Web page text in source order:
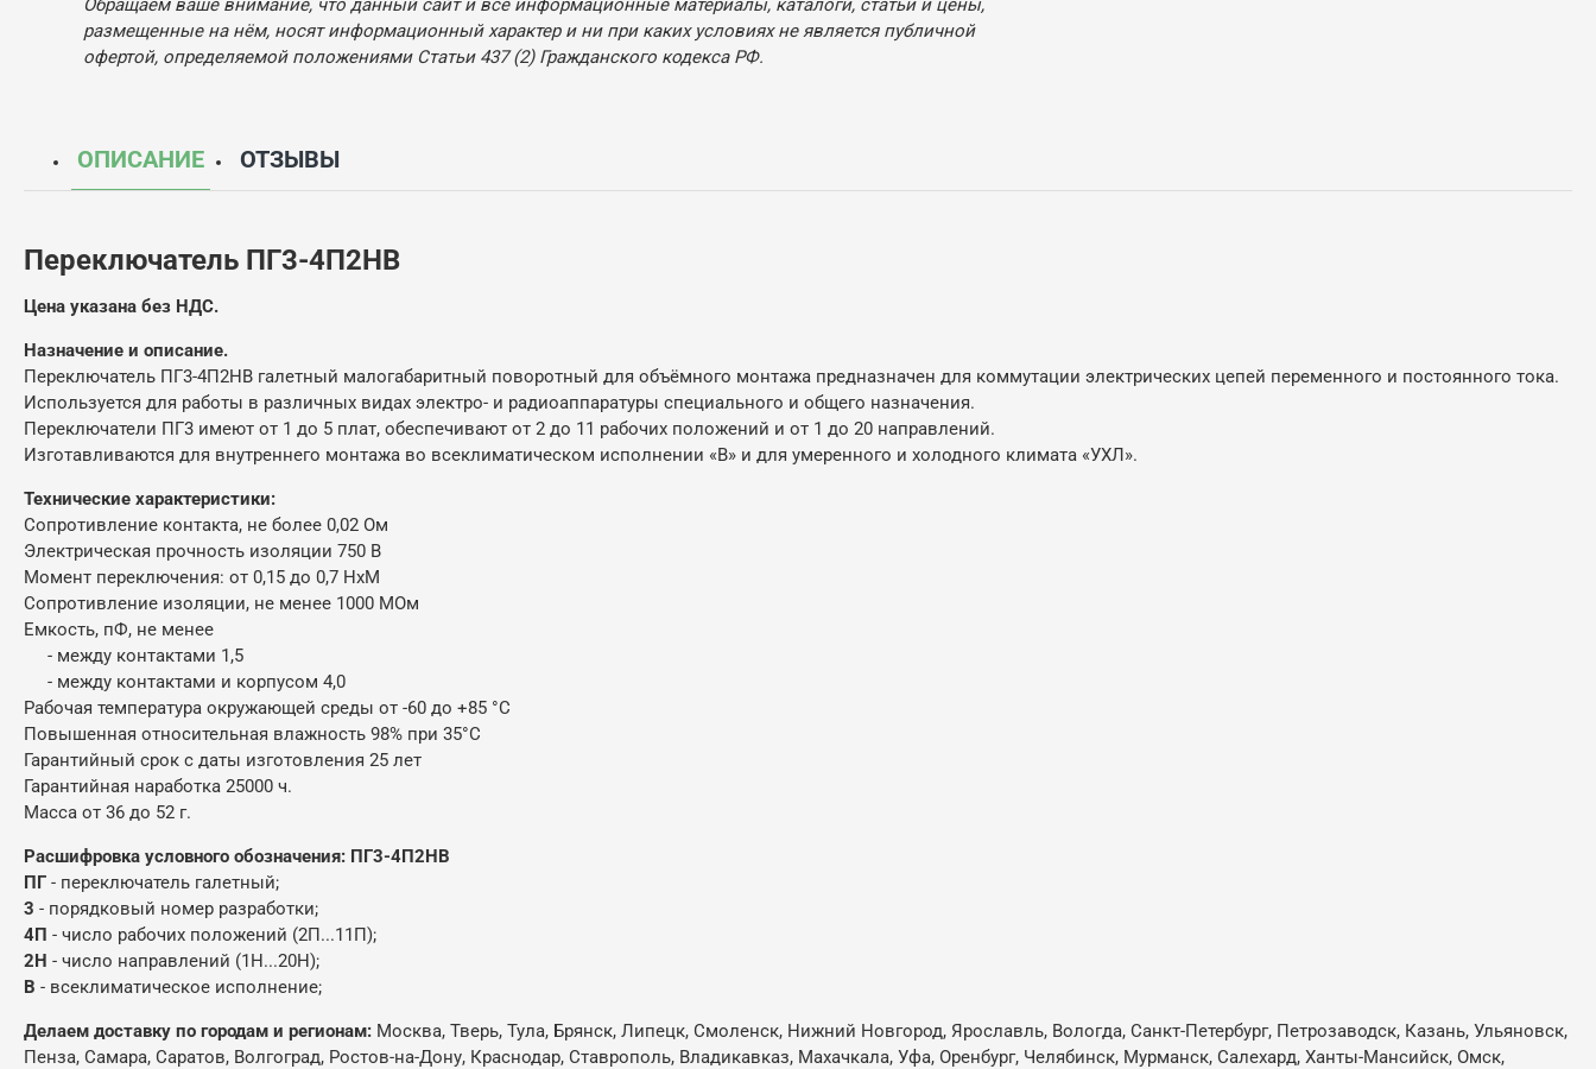
Обращаем ваше внимание, что данный сайт и все информационные материалы, каталоги, статьи и цены,
размещенные на нём, носят информационный характер и ни при каких условиях не является публичной
офертой, определяемой положениями Статьи 437 (2) Гражданского кодекса РФ.
ОПИСАНИЕ ОТЗЫВЫ
Переключатель ПГ3-4П2НВ
Цена указана без НДС.
Назначение и описание.
Переключатель ПГ3-4П2НВ галетный малогабаритный поворотный для объёмного монтажа предназначен для коммутации электрических цепей переменного и постоянного тока.
Используется для работы в различных видах электро- и радиоаппаратуры специального и общего назначения.
Переключатели ПГ3 имеют от 1 до 5 плат, обеспечивают от 2 до 11 рабочих положений и от 1 до 20 направлений.
Изготавливаются для внутреннего монтажа во всеклиматическом исполнении «В» и для умеренного и холодного климата «УХЛ».
Технические характеристики:
Сопротивление контакта, не более 0,02 Ом
Электрическая прочность изоляции 750 В
Момент переключения: от 0,15 до 0,7 НхМ
Сопротивление изоляции, не менее 1000 МОм
Емкость, пФ, не менее
- между контактами 1,5
- между контактами и корпусом 4,0
Рабочая температура окружающей среды от -60 до +85 °C
Повышенная относительная влажность 98% при 35°C
Гарантийный срок с даты изготовления 25 лет
Гарантийная наработка 25000 ч.
Масса от 36 до 52 г.
Расшифровка условного обозначения: ПГ3-4П2НВ
ПГ - переключатель галетный;
3 - порядковый номер разработки;
4П - число рабочих положений (2П...11П);
2Н - число направлений (1Н...20Н);
В - всеклиматическое исполнение;
Делаем доставку по городам и регионам: Москва, Тверь, Тула, Брянск, Липецк, Смоленск, Нижний Новгород, Ярославль, Вологда, Санкт-Петербург, Петрозаводск, Казань, Ульяновск,
Пенза, Самара, Саратов, Волгоград, Ростов-на-Дону, Краснодар, Ставрополь, Владикавказ, Махачкала, Уфа, Оренбург, Челябинск, Мурманск, Салехард, Ханты-Мансийск, Омск,